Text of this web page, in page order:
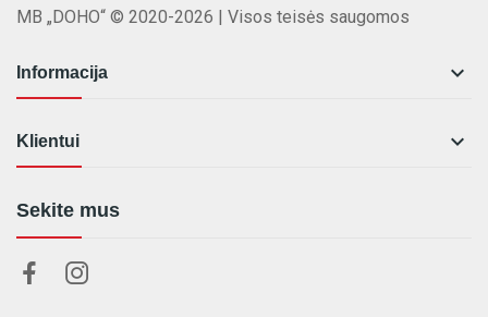
MB „DOHO“ © 2020-2026 | Visos teisės saugomos
Informacija 
Klientui 
Sekite mus